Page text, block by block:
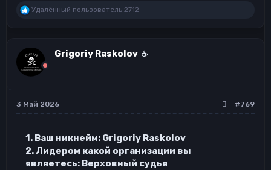
Р
ц
и
и
:
Удалённый пользователь 2712
Grigoriy Raskolov ☕
3 Май 2026 #769
1. Ваш никнейм: Grigoriy Raskolov
2. Лидером какой организации вы
являетесь: Верховный судья